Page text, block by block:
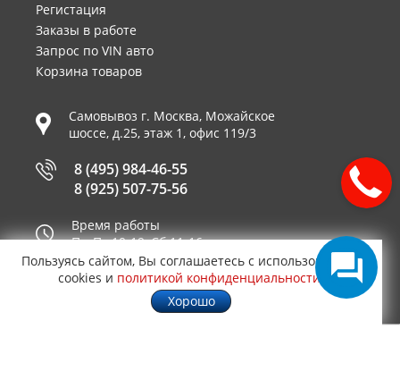
Регистация
Заказы в работе
Запрос по VIN авто
Корзина товаров
Самовывоз г. Москва, Можайское
шоссе, д.25, этаж 1, офис 119/3
8 (495) 984-46-55
8 (925) 507-75-56
Время работы
Пн-Пт 10-19, Сб 11-16
Принимаем к оплате
Пользуясь сайтом, Вы соглашаетесь с использованием
cookies и политикой конфиденциальности
Хорошо